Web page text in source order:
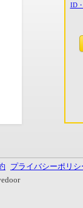
ID
プライバシーポリシ